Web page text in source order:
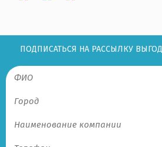
ПОДПИСАТЬСЯ НА РАССЫЛКУ